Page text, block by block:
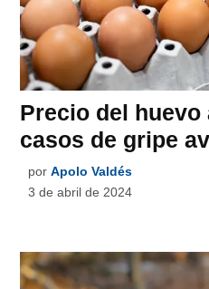
Precio del huevo
casos de gripe
por Apolo Valdés
3 de abril de 2024